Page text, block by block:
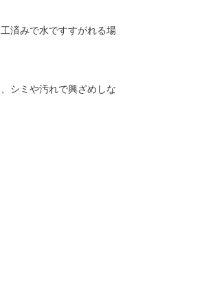
済みで水ですすがれる場
シミや汚れで興ざめしな